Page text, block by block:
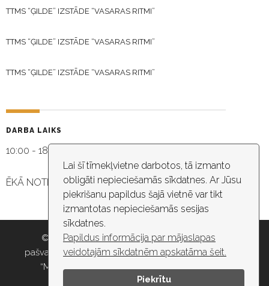
Lai šī tīmekļvietne darbotos, tā izmanto
obligāti nepieciešamās sīkdatnes. Ar Jūsu
piekrišanu papildus šajā vietnē var tikt
izmantotas nepieciešamās sesijas
sīkdatnes.
Papildus informācija par mājaslapas
veidotajām sīkdatnēm apskatāma šeit.
Piekrītu
TTMS “ĢILDE” IZSTĀDE “VASARAS RITMI”
TTMS “ĢILDE” IZSTĀDE “VASARAS RITMI”
TTMS “ĢILDE” IZSTĀDE “VASARAS RITMI”
DARBA LAIKS
10:00 - 18:30
ĒKĀ NOTIEK VIDEO NOVĒROŠANA
© 2026 Rīgas pašvaldība, Rīgas valstspilsētas
pašvaldības iestāde “Kultūras un tautas mākslas centrs
“Mazā Ģilde”” , e-pasts: maza.gilde@riga.lv, tālr:
67037418